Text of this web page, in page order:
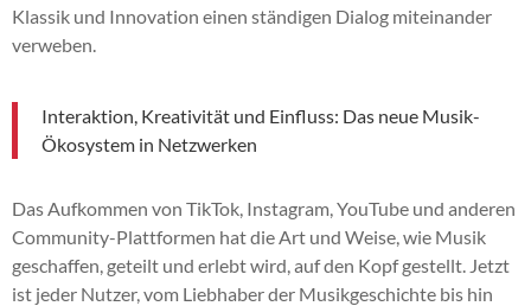
Klassik und Innovation einen ständigen Dialog miteinander
verweben.
Interaktion, Kreativität und Einfluss: Das neue Musik-
Ökosystem in Netzwerken
Das Aufkommen von TikTok, Instagram, YouTube und anderen
Community-Plattformen hat die Art und Weise, wie Musik
geschaffen, geteilt und erlebt wird, auf den Kopf gestellt. Jetzt
ist jeder Nutzer, vom Liebhaber der Musikgeschichte bis hin